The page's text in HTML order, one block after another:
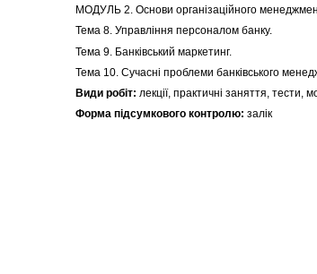
МОДУЛЬ 2. Основи організаційного
Тема 8. Управління персоналом банку.
Тема 9. Банківський маркетинг.
Тема 10. Сучасні проблеми банківського
Види робіт: лекції, практичні заняття, тести,
Форма підсумкового контролю: залік